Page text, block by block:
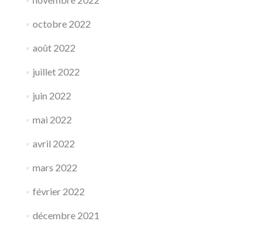
octobre 2022
août 2022
juillet 2022
juin 2022
mai 2022
avril 2022
mars 2022
février 2022
décembre 2021